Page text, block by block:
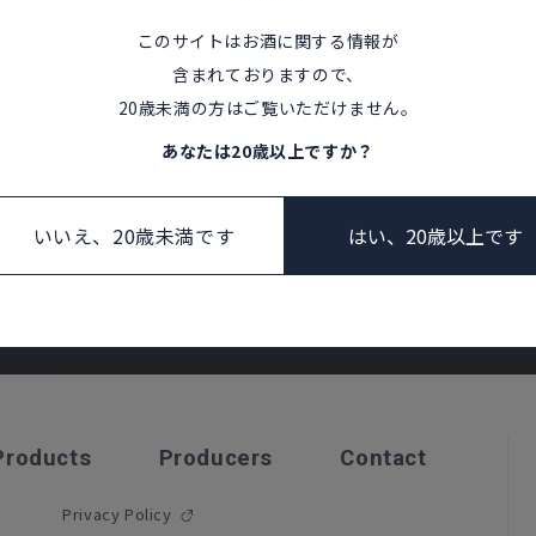
Products
Producers
US
Producers Contact
Privacy Policy
Products
Producers
このサイトはお酒に関する情報が
含まれておりますので、
20歳未満の方はご覧いただけません。
あなたは20歳以上ですか？
はい、20歳以上です
いいえ、20歳未満です